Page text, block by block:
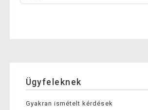
Ügyfeleknek
Gyakran ismételt kérdések